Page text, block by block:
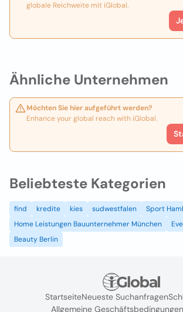
Ähnliche Unternehmen
Möchten Sie hier aufgeführt werden?
Enhance your global reach with iGlobal.
globale Reichweite mit iGlobal.
Beliebteste Kategorien
find kredite kies sudwestfalen Sport
Home Leistungen Bauunternehmer München
Beauty Berlin
StartseiteNeueste Suchanfragen
Allgemeine Geschäftsbedingungen